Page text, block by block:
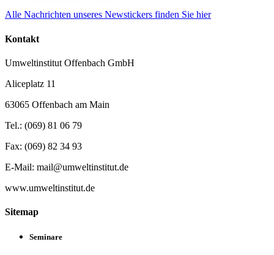
Alle Nachrichten unseres Newstickers finden Sie hier
Kontakt
Umweltinstitut Offenbach GmbH
Aliceplatz 11
63065 Offenbach am Main
Tel.: (069) 81 06 79
Fax: (069) 82 34 93
E-Mail: mail@umweltinstitut.de
www.umweltinstitut.de
Sitemap
Seminare